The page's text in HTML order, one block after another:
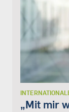
„Mit mir